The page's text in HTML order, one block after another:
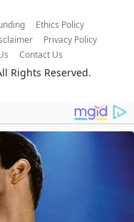
Ethics Policy
Privacy Policy
Contact Us
Rights Reserved.